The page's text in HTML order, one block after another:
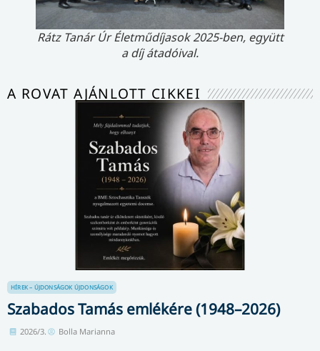
Rátz Tanár Úr Életműdíjasok 2025-ben, együtt
a díj átadóival.
A ROVAT AJÁNLOTT CIKKEI
HÍREK – ÚJDONSÁGOK ÚJDONSÁGOK
Szabados Tamás emlékére (1948–2026)
2026/3. Bolla Marianna